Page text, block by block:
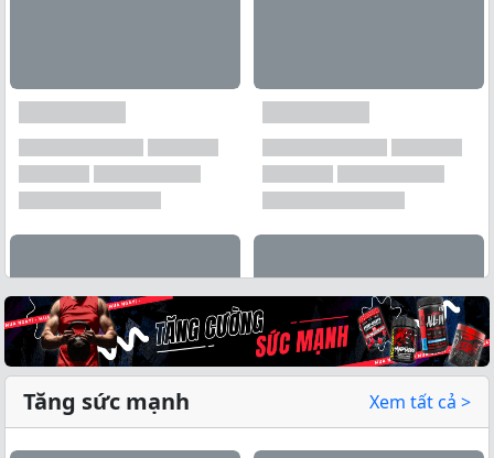
Xem tất cả →
Tăng sức mạnh Xem tất cả >